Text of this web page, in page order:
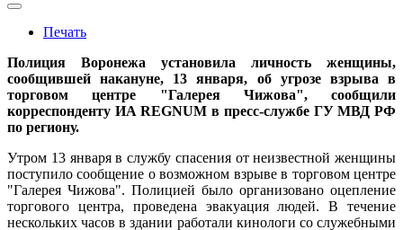
Печать
Полиция Воронежа установила личность женщины,
сообщившей накануне, 13 января, об угрозе взрыва в
торговом центре "Галерея Чижова", сообщили
корреспонденту ИА REGNUM в пресс-службе ГУ МВД РФ
по региону.
Утром 13 января в службу спасения от неизвестной женщины
поступило сообщение о возможном взрыве в торговом центре
"Галерея Чижова". Полицией было организовано оцепление
торгового центра, проведена эвакуация людей. В течение
нескольких часов в здании работали кинологи со служебными